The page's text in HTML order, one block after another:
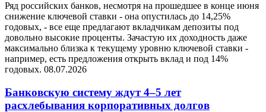
Ряд российских банков, несмотря на прошедшее в конце июня
снижение ключевой ставки - она опустилась до 14,25%
годовых, - все еще предлагают вкладчикам депозиты под
довольно высокие проценты. Зачастую их доходность даже
максимально близка к текущему уровню ключевой ставки -
например, есть предложения открыть вклад и под 14%
годовых. 08.07.2026
Банковскую систему ждут 4–5 лет
расхлебывания корпоративных долгов